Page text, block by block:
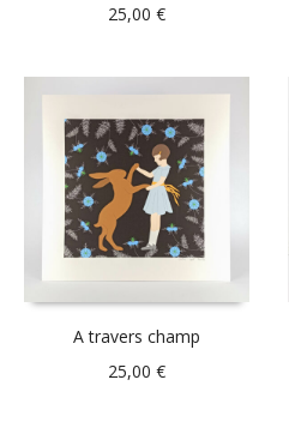
25,00 €
A travers champ
25,00 €